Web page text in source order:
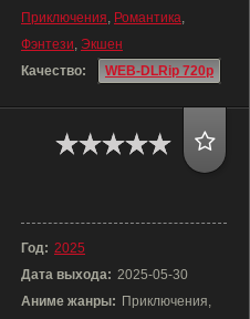
Приключения, Романтика,
Фэнтези, Экшен
Качество:
WEB-DLRip 720p
Год: 2025
Дата выхода: 2025-05-30
Аниме жанры: Приключения,